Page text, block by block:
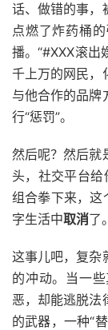
话、做错的事，
点燃了炸药桶
播。“#XXX滚出
千上万的网民，
与他合作的品牌
行“惩罚”。
然后呢？然后就
头，社交平台给
组合拳下来，这
字生活中取消了。
这事儿吧，复杂
的冲动。当一
恶，却能逃脱法
的武器，一种“